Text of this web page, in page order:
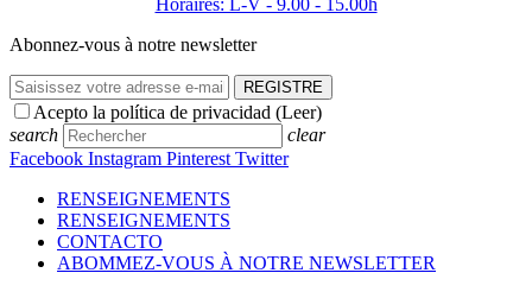
Horaires: L-V - 9.00 - 15.00h
Abonnez-vous à notre newsletter
REGISTRE
Acepto la política de privacidad (Leer)
search
clear
Facebook Instagram Pinterest Twitter
RENSEIGNEMENTS
RENSEIGNEMENTS
CONTACTO
ABOMMEZ-VOUS À NOTRE NEWSLETTER